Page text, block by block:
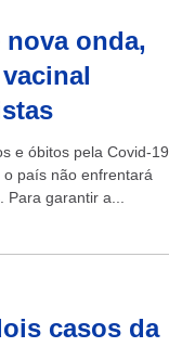
onda,
e óbitos pela Covid-19,
país não enfrentará
garantir a...
casos da